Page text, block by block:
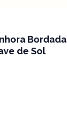
Bordada
de Sol